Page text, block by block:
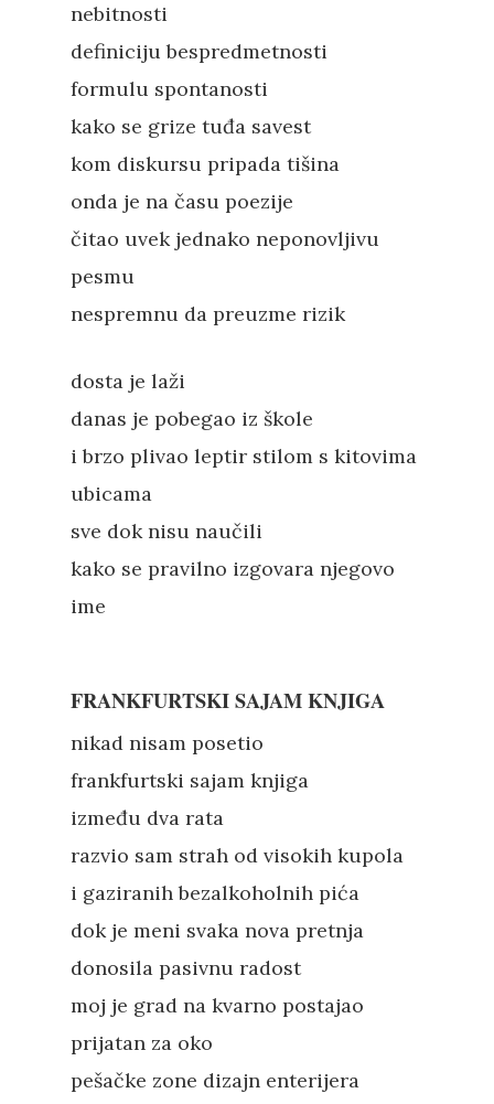
nebitnosti
definiciju bespredmetnosti
formulu spontanosti
kako se grize tuđa savest
kom diskursu pripada tišina
onda je na času poezije
čitao uvek jednako neponovljivu
pesmu
nespremnu da preuzme rizik
dosta je laži
danas je pobegao iz škole
i brzo plivao leptir stilom s kitovima
ubicama
sve dok nisu naučili
kako se pravilno izgovara njegovo
ime
FRANKFURTSKI SAJAM KNJIGA
nikad nisam posetio
frankfurtski sajam knjiga
između dva rata
razvio sam strah od visokih kupola
i gaziranih bezalkoholnih pića
dok je meni svaka nova pretnja
donosila pasivnu radost
moj je grad na kvarno postajao
prijatan za oko
pešačke zone dizajn enterijera